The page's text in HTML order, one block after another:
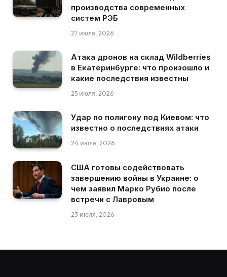
производства современных
систем РЭБ
27 июля, 2026
Атака дронов на склад Wildberries
в Екатеринбурге: что произошло и
какие последствия известны
25 июля, 2026
Удар по полигону под Киевом: что
известно о последствиях атаки
24 июля, 2026
США готовы содействовать
завершению войны в Украине: о
чем заявил Марко Рубио после
встречи с Лавровым
23 июля, 2026